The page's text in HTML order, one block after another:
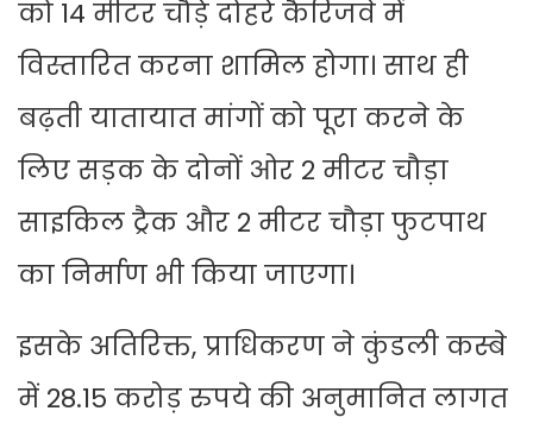
को 14 मीटर चौड़े दोहरे कैरिजवे में
विस्तारित करना शामिल होगा। साथ ही
बढ़ती यातायात मांगों को पूरा करने के
लिए सड़क के दोनों ओर 2 मीटर चौड़ा
साइकिल ट्रैक और 2 मीटर चौड़ा फुटपाथ
का निर्माण भी किया जाएगा।
इसके अतिरिक्त, प्राधिकरण ने कुंडली कस्बे
में 28.15 करोड़ रुपये की अनुमानित लागत